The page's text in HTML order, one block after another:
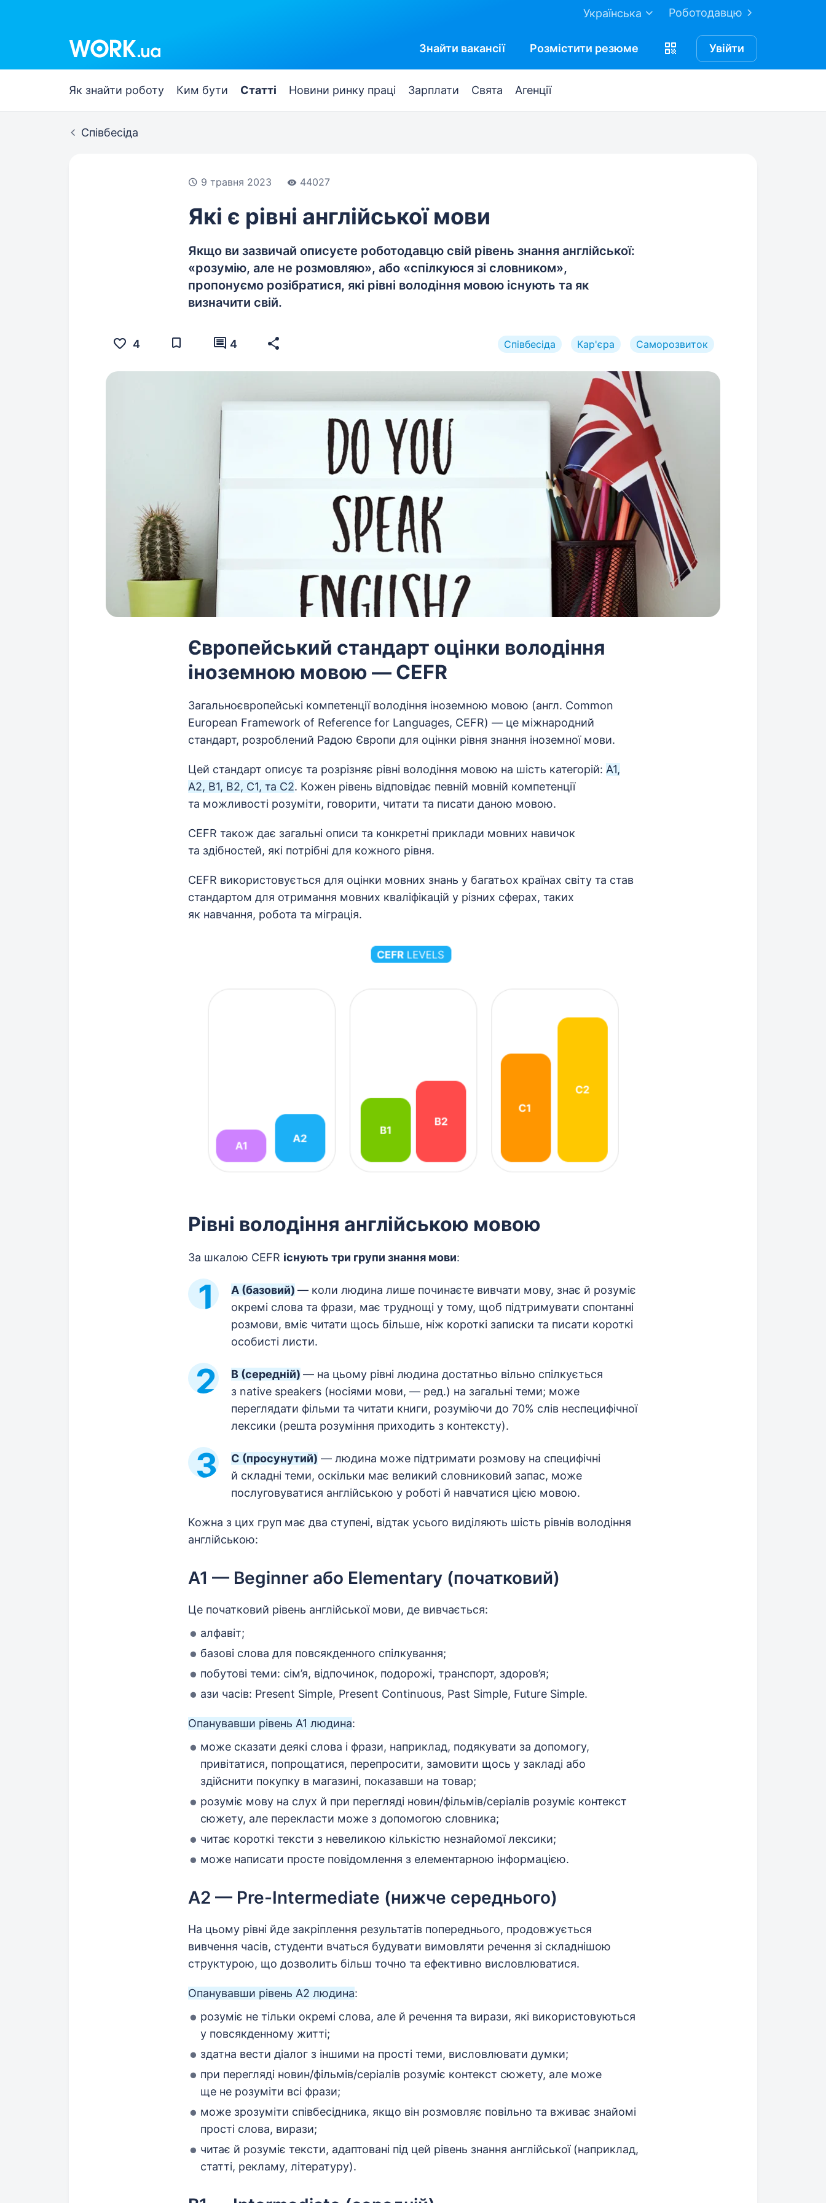
Роботодавцю
Українська
Знайти вакансії Розмістити резюме Увійти
Як знайти роботу Ким бути Статті Новини ринку праці Зарплати Свята Агенції
Співбесіда
9 травня 2023 44027
Які є рівні англійської мови
Якщо ви зазвичай описуєте роботодавцю свій рівень знання англійської:
«розумію, але не розмовляю», або «спілкуюся зі словником»,
пропонуємо розібратися, які рівні володіння мовою існують та як
визначити свій.
Співбесіда Кар'єра Саморозвиток
4 4
Європейський стандарт оцінки володіння
іноземною мовою — CEFR
Загальноєвропейські компетенції володіння іноземною мовою (англ. Common
European Framework of Reference for Languages, CEFR) — це міжнародний
стандарт, розроблений Радою Європи для оцінки рівня знання іноземної мови.
Цей стандарт описує та розрізняє рівні володіння мовою на шість категорій: A1,
A2, B1, B2, C1, та C2. Кожен рівень відповідає певній мовній компетенції
та можливості розуміти, говорити, читати та писати даною мовою.
CEFR також дає загальні описи та конкретні приклади мовних навичок
та здібностей, які потрібні для кожного рівня.
CEFR використовується для оцінки мовних знань у багатьох країнах світу та став
стандартом для отримання мовних кваліфікацій у різних сферах, таких
як навчання, робота та міграція.
Рівні володіння англійською мовою
За шкалою CEFR існують три групи знання мови:
A (базовий) — коли людина лише починаєте вивчати мову, знає й розуміє
окремі слова та фрази, має труднощі у тому, щоб підтримувати спонтанні
розмови, вміє читати щось більше, ніж короткі записки та писати короткі
особисті листи.
B (середній) — на цьому рівні людина достатньо вільно спілкується
з native speakers (носіями мови, — ред.) на загальні теми; може
переглядати фільми та читати книги, розуміючи до 70% слів неспецифічної
лексики (решта розуміння приходить з контексту).
C (просунутий) — людина може підтримати розмову на специфічні
й складні теми, оскільки має великий словниковий запас, може
послуговуватися англійською у роботі й навчатися цією мовою.
Кожна з цих груп має два ступені, відтак усього виділяють шість рівнів володіння
англійською:
A1 — Beginner або Elementary (початковий)
Це початковий рівень англійської мови, де вивчається:
алфавіт;
базові слова для повсякденного спілкування;
побутові теми: сім’я, відпочинок, подорожі, транспорт, здоров’я;
ази часів: Present Simple, Present Continuous, Past Simple, Future Simple.
Опанувавши рівень А1 людина:
може сказати деякі слова і фрази, наприклад, подякувати за допомогу,
привітатися, попрощатися, перепросити, замовити щось у закладі або
здійснити покупку в магазині, показавши на товар;
розуміє мову на слух й при перегляді новин/фільмів/серіалів розуміє контекст
сюжету, але перекласти може з допомогою словника;
читає короткі тексти з невеликою кількістю незнайомої лексики;
може написати просте повідомлення з елементарною інформацією.
А2 — Pre-Intermediate (нижче середнього)
На цьому рівні йде закріплення результатів попереднього, продовжується
вивчення часів, студенти вчаться будувати вимовляти речення зі складнішою
структурою, що дозволить більш точно та ефективно висловлюватися.
Опанувавши рівень А2 людина:
розуміє не тільки окремі слова, але й речення та вирази, які використовуються
у повсякденному житті;
здатна вести діалог з іншими на прості теми, висловлювати думки;
при перегляді новин/фільмів/серіалів розуміє контекст сюжету, але може
ще не розуміти всі фрази;
може зрозуміти співбесідника, якщо він розмовляє повільно та вживає знайомі
прості слова, вирази;
читає й розуміє тексти, адаптовані під цей рівень знання англійської (наприклад,
статті, рекламу, літературу).